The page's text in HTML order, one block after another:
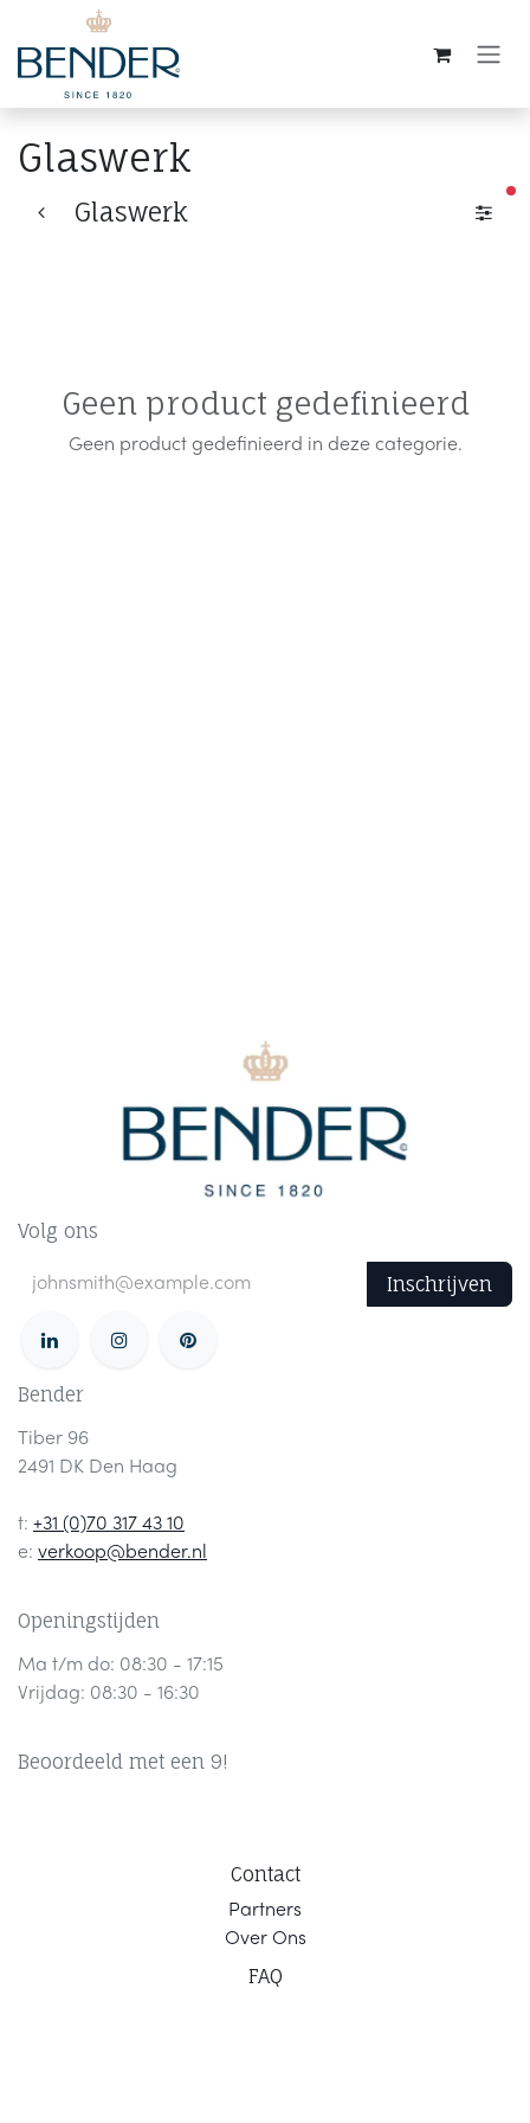
Overslaan naar inhoud
Glaswerk
Glaswerk
Geen product gedefinieerd
Geen product gedefinieerd in deze categorie.
Volg ons
Inschrijven
Bender
Tiber 96
2491 DK Den Haag
t: +31 (0)70 317 43 10
e: verkoop@bender.nl
Openingstijden
Ma t/m do: 08:30 - 17:15
Vrijdag: 08:30 - 16:30
Beoordeeld met een 9!
Contact
Partners
Over Ons
FAQ